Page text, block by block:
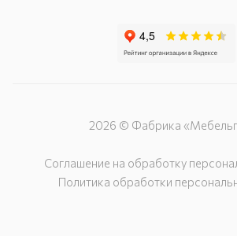
2026 © Фабрика
Соглашение на обработку
Политика обработки